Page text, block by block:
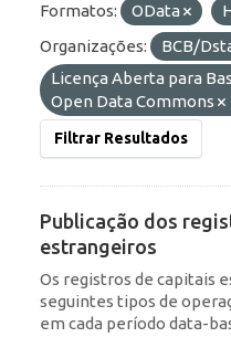
Formatos:
OData
Organizações:
BCB/
Licença Aberta para
Open Data Commons
Filtrar Resultados
Publicação dos
estrangeiros
Os registros de capitais
seguintes tipos de
em cada período data-